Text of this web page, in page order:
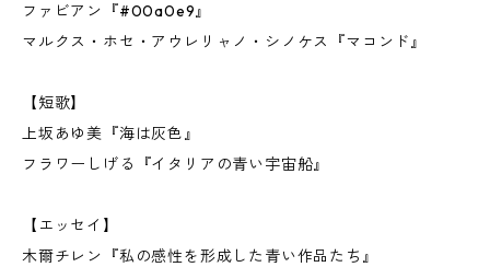
ファビアン『#00a0e9』
マルクス・ホセ・アウレリャノ・シノケス『マコンド』
【短歌】
上坂あゆ美『海は灰色』
フラワーしげる『イタリアの青い宇宙船』
【エッセイ】
木爾チレン『私の感性を形成した青い作品たち』